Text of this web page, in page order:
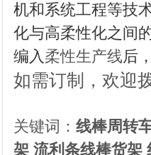
机和系统工程等技
化与高柔性化之间
编入柔性生产线后
如需订制，欢迎
关键词：线棒周转
架 流利条线棒货架